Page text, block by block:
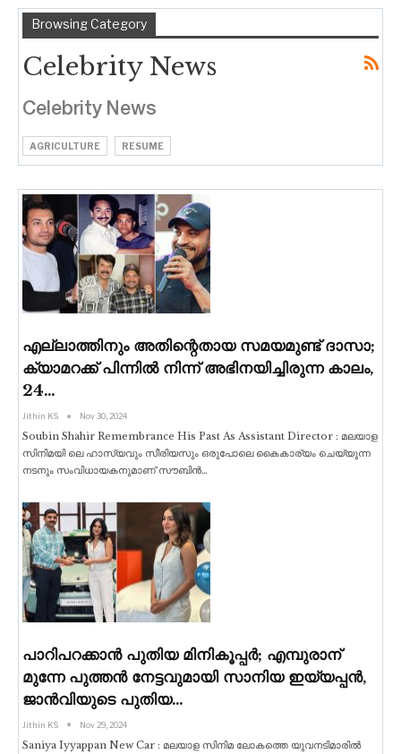
Browsing Category
Celebrity News
Celebrity News
AGRICULTURE RESUME
എല്ലാത്തിനും അതിന്റെതായ സമയമുണ്ട് ദാസാ;
ക്യാമറക്ക് പിന്നിൽ നിന്ന് അഭിനയിച്ചിരുന്ന കാലം,
24…
Jithin KS Nov 30, 2024
Soubin Shahir Remembrance His Past As Assistant Director : മലയാള
സിനിമയി ലെ ഹാസ്യവും സീരിയസും ഒരുപോലെ കൈകാര്യം ചെയ്യുന്ന
നടനും സംവിധായകനുമാണ് സൗബിൻ…
പാറിപറക്കാൻ പുതിയ മിനികൂപ്പർ; എമ്പുരാന്
മുന്നേ പുത്തൻ നേട്ടവുമായി സാനിയ ഇയ്യപ്പൻ,
ജാൻവിയുടെ പുതിയ…
Jithin KS Nov 29, 2024
Saniya Iyyappan New Car : മലയാള സിനിമ ലോകത്തെ യുവനടിമാരിൽ